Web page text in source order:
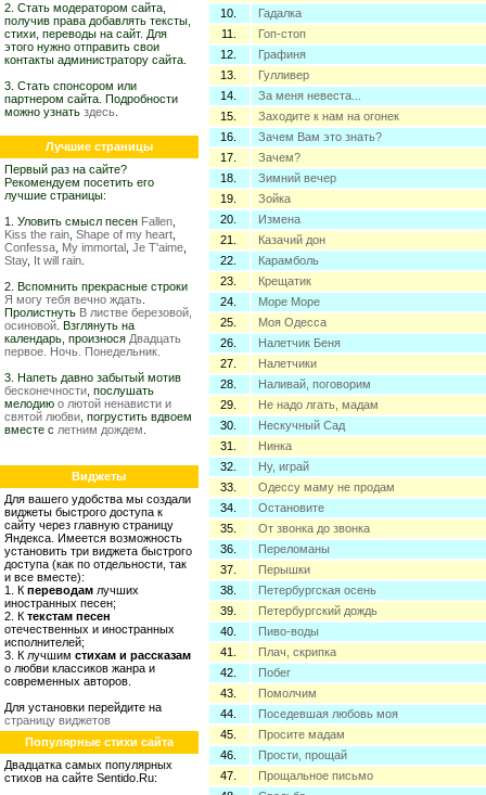
2. Стать модератором сайта,
получив права добавлять тексты,
стихи, переводы на сайт. Для
этого нужно отправить свои
контакты администратору сайта.
3. Стать спонсором или
партнером сайта. Подробности
можно узнать здесь
Лучшие страницы
Первый раз на сайте?
Рекомендуем посетить его
лучшие страницы:
1. Уловить смысл песен Fallen
Kiss the rain Shape of my heart
Confessa My immortal Je T'aime
Stay, It will rain
2. Вспомнить прекрасные строки
Я могу тебя вечно ждать
Пролистнуть В листве березовой,
осиновой . Взглянуть на
календарь, произнося Двадцать
первое. Ночь. Понедельник.
3. Напеть давно забытый мотив
бесконечности , послушать
мелодию о лютой ненависти и
святой любви , погрустить вдвоем
вместе с летним дождем
Виджеты
Для вашего удобства мы создали
виджеты быстрого доступа к
сайту через главную страницу
Яндекса. Имеется возможность
установить три виджета быстрого
доступа (как по отдельности, так
и все вместе):
1. К переводам лучших
иностранных песен;
2. К текстам песен
отечественных и иностранных
исполнителей;
3. К лучшим стихам и рассказам
о любви классиков жанра и
современных авторов.
Для установки перейдите на
страницу виджетов
Популярные стихи сайта
Двадцатка самых популярных
стихов на сайте Sentido.Ru:
10.
Гадалка
11.
Гоп-стоп
12.
Графиня
13.
Гулливер
14.
За меня невеста...
15.
Заходите к нам на огонек
16.
Зачем Вам это знать?
17.
Зачем?
18.
Зимний вечер
19.
Зойка
20.
Измена
21.
Казачий дон
22.
Карамболь
23.
Крещатик
24.
Море Море
25.
Моя Одесса
26.
Налетчик Беня
27.
Налетчики
28.
Наливай, поговорим
29.
Не надо лгать, мадам
30.
Нескучный Сад
31.
Нинка
32.
Ну, играй
33.
Одессу маму не продам
34.
Остановите
35.
От звонка до звонка
36.
Переломаны
37.
Перышки
38.
Петербургская осень
39.
Петербургский дождь
40.
Пиво-воды
41.
Плач, скрипка
42.
Побег
43.
Помолчим
44.
Поседевшая любовь моя
45.
Просите мадам
46.
Прости, прощай
47.
Прощальное письмо